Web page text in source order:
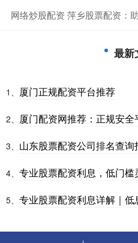
网络炒股配资 萍乡股票配资：
最新
1、 厦门正规配资平台推荐
2、 厦门配资网推荐：正规安全
3、 山东股票配资公司排名查询
4、 专业股票配资利息，低门槛
5、 专业股票配资利息详解｜